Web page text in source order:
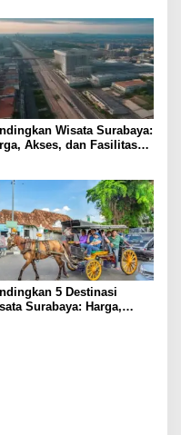
Wisata Surabaya:
Akses, dan Fasilitas
5 Destinasi
Surabaya: Harga,